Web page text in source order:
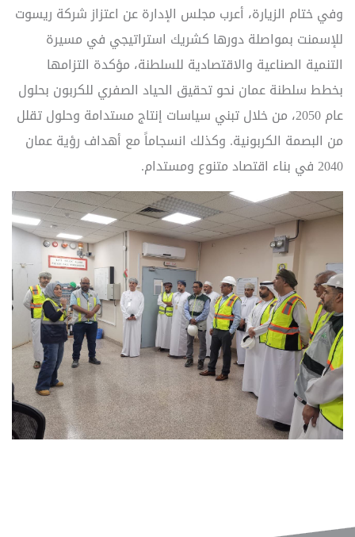
وفي ختام الزيارة، أعرب مجلس الإدارة عن اعتزاز شركة ريسوت
للإسمنت بمواصلة دورها كشريك استراتيجي في مسيرة
التنمية الصناعية والاقتصادية للسلطنة، مؤكدة التزامها
بخطط سلطنة عمان نحو تحقيق الحياد الصفري للكربون بحلول
عام 2050، من خلال تبني سياسات إنتاج مستدامة وحلول تقلل
من البصمة الكربونية. وكذلك انسجاماً مع أهداف رؤية عمان
2040 في بناء اقتصاد متنوع ومستدام.